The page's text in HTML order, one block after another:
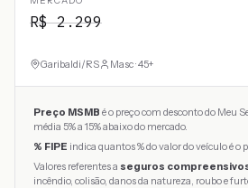
R$2.299
Garibaldi/RS Masc · 45+
Preço MSMB é o preço com desconto do Meu
média 5% a 15% abaixo do mercado.
% FIPE indica quantos % do valor do veículo é o
Valores referentes a seguros
incêndio, colisão, danos da natureza, roubo e